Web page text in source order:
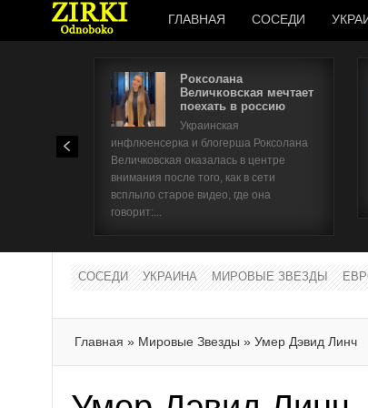
ГЛАВНАЯ СОСЕДИ
Роксолана
Величковская мечтает
поехать в россию
Украинская
инфлюенсерка и блогерша Роксолана
Величковская оказалась в центре
внимания после того, как в сети
всплыло старое видео, где она
говорит:...
СОСЕДИ УКРАИНА МИРОВЫЕ ЗВЕЗДЫ
Главная » Мировые Звезды » Умер Дэвид Линч